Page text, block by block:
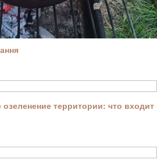
территории: что входит